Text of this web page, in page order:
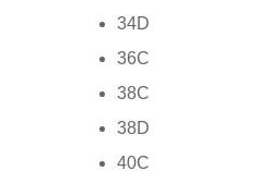
34D
36C
38C
38D
40C